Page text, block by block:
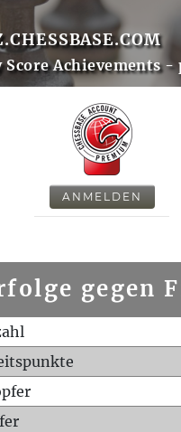
Score Achievements -
ANMELDEN
gegen